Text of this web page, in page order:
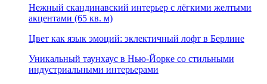
Нежный скандинавский интерьер с лёгкими желтыми
акцентами (65 кв. м)
Цвет как язык эмоций: эклектичный лофт в Берлине
Уникальный таунхаус в Нью-Йорке со стильными
индустриальными интерьерами